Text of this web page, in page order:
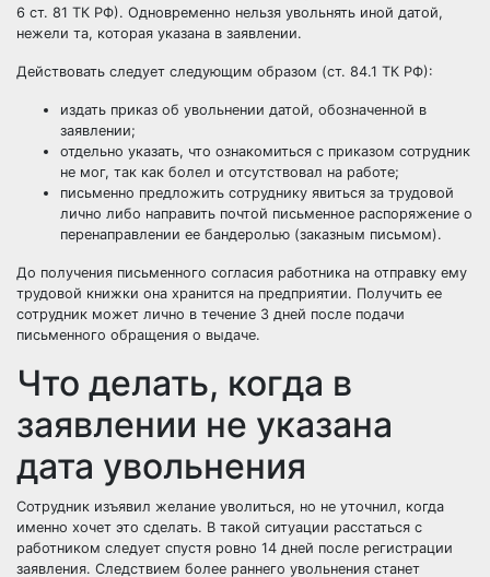
6 ст. 81 ТК РФ). Одновременно нельзя увольнять иной датой,
нежели та, которая указана в заявлении.
Действовать следует следующим образом (ст. 84.1 ТК РФ):
издать приказ об увольнении датой, обозначенной в
заявлении;
отдельно указать, что ознакомиться с приказом сотрудник
не мог, так как болел и отсутствовал на работе;
письменно предложить сотруднику явиться за трудовой
лично либо направить почтой письменное распоряжение о
перенаправлении ее бандеролью (заказным письмом).
До получения письменного согласия работника на отправку ему
трудовой книжки она хранится на предприятии. Получить ее
сотрудник может лично в течение 3 дней после подачи
письменного обращения о выдаче.
Что делать, когда в
заявлении не указана
дата увольнения
Сотрудник изъявил желание уволиться, но не уточнил, когда
именно хочет это сделать. В такой ситуации расстаться с
работником следует спустя ровно 14 дней после регистрации
заявления. Следствием более раннего увольнения станет